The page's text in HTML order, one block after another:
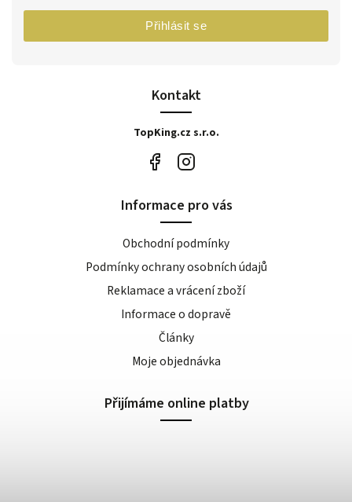
Kontakt
TopKing.cz s.r.o.
Přihlásit se
Informace pro vás
Obchodní podmínky
Podmínky ochrany osobních údajů
Reklamace a vrácení zboží
Informace o dopravě
Články
Moje objednávka
Přijímáme online platby